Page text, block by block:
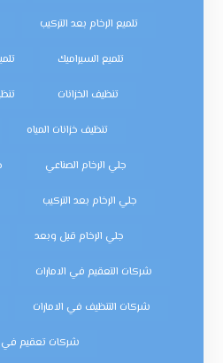
تلميع الرخام بعد التركيب
تلميع السيراميك
تنظيف الخزانات
تنظيف خزانات المياه
جلي الرخام الصناعي
جلي الرخام بعد التركيب
جلي الرخام قبل وبعد
شركات التعقيم في الامارات
شركات التنظيف في الامارات
شركات تعقيم في